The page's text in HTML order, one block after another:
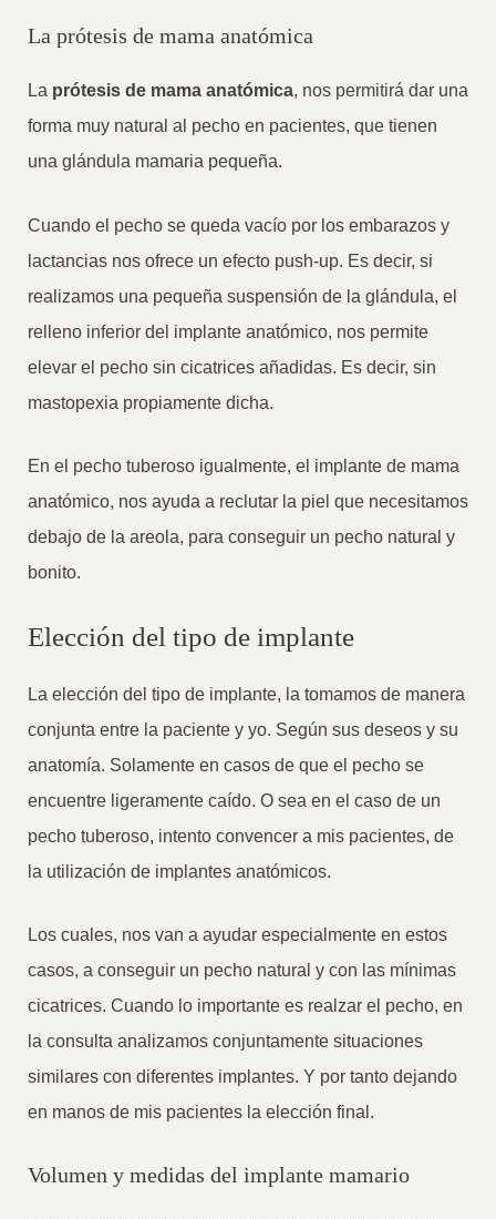
La prótesis de mama anatómica
La prótesis de mama anatómica, nos permitirá dar una
forma muy natural al pecho en pacientes, que tienen
una glándula mamaria pequeña.
Cuando el pecho se queda vacío por los embarazos y
lactancias nos ofrece un efecto push-up. Es decir, si
realizamos una pequeña suspensión de la glándula, el
relleno inferior del implante anatómico, nos permite
elevar el pecho sin cicatrices añadidas. Es decir, sin
mastopexia propiamente dicha.
En el pecho tuberoso igualmente, el implante de mama
anatómico, nos ayuda a reclutar la piel que necesitamos
debajo de la areola, para conseguir un pecho natural y
bonito.
Elección del tipo de implante
La elección del tipo de implante, la tomamos de manera
conjunta entre la paciente y yo. Según sus deseos y su
anatomía. Solamente en casos de que el pecho se
encuentre ligeramente caído. O sea en el caso de un
pecho tuberoso, intento convencer a mis pacientes, de
la utilización de implantes anatómicos.
Los cuales, nos van a ayudar especialmente en estos
casos, a conseguir un pecho natural y con las mínimas
cicatrices. Cuando lo importante es realzar el pecho, en
la consulta analizamos conjuntamente situaciones
similares con diferentes implantes. Y por tanto dejando
en manos de mis pacientes la elección final.
Volumen y medidas del implante mamario